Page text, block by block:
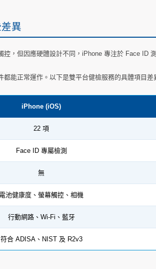
異
，但因應硬體設計不同，iPhone 專注於 Face ID
能正常運作。以下是雙平台健檢服務的具體項目差
iPhone (iOS)
22 項
Face ID 專屬檢測
無
電池健康度、螢幕觸控、相機
行動網路、Wi-Fi、藍牙
符合 ADISA、NIST 及 R2v3